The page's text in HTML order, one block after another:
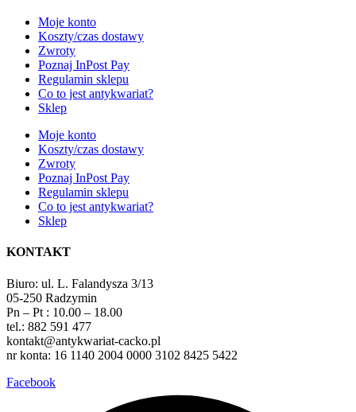
Moje konto
Koszty/czas dostawy
Zwroty
Poznaj InPost Pay
Regulamin sklepu
Co to jest antykwariat?
Sklep
Moje konto
Koszty/czas dostawy
Zwroty
Poznaj InPost Pay
Regulamin sklepu
Co to jest antykwariat?
Sklep
KONTAKT
Biuro: ul. L. Falandysza 3/13
05-250 Radzymin
Pn – Pt : 10.00 – 18.00
tel.: 882 591 477
kontakt@antykwariat-cacko.pl
nr konta: 16 1140 2004 0000 3102 8425 5422
Facebook